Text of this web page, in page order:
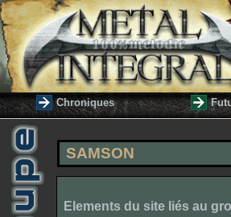
Chroniques
SAMSON
Elements du site liés au